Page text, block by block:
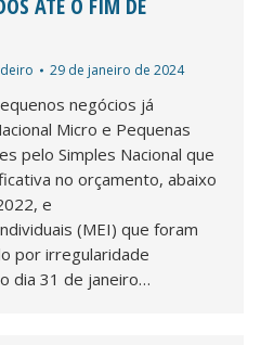
ATÉ O FIM DE
29 de janeiro de 2024
negócios já
Micro e Pequenas
pelo Simples Nacional que
no orçamento, abaixo
e
(MEI) que foram
por irregularidade
dia 31 de janeiro…